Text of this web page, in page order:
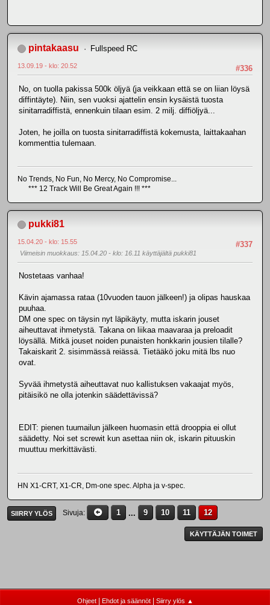
pintakaasu Fullspeed RC
#336
13.09.19 - klo: 20.52
No, on tuolla pakissa 500k öljyä (ja veikkaan että se on liian löysä
diffintäyte). Niin, sen vuoksi ajattelin ensin kysäistä tuosta
sinitarradiffistä, ennenkuin tilaan esim. 2 milj. diffiöljyä...
Joten, he joilla on tuosta sinitarradiffistä kokemusta, laittakaahan
kommenttia tulemaan.
No Trends, No Fun, No Mercy, No Compromise...
*** 12 Track Will Be Great Again !!! ***
pukki81
#337
15.04.20 - klo: 15.55
Viimeisin muokkaus: 15.04.20 - klo: 16.11 käyttäjältä pukki81
Nostetaas vanhaa!
Kävin ajamassa rataa (10vuoden tauon jälkeen!) ja olipas hauskaa
puuhaa.
DM one spec on täysin nyt läpikäyty, mutta iskarin jouset
aiheuttavat ihmetystä. Takana on liikaa maavaraa ja preloadit
löysällä. Mitkä jouset noiden punaisten honkkarin jousien tilalle?
Takaiskarit 2. sisimmässä reiässä. Tietääkö joku mitä lbs nuo
ovat.
Syvää ihmetystä aiheuttavat nuo kallistuksen vakaajat myös,
pitäisikö ne olla jotenkin säädettävissä?
EDIT: pienen tuumailun jälkeen huomasin että drooppia ei ollut
säädetty. Noi set screwit kun asettaa niin ok, iskarin pituuskin
muuttuu merkittävästi.
HN X1-CRT, X1-CR, Dm-one spec. Alpha ja v-spec.
SIIRRY YLÖS Sivuja 1 ... 9 10 11 12
KÄYTTÄJÄN TOIMET
Ohjeet| Ehdot ja säännöt| Siirry ylös ▲